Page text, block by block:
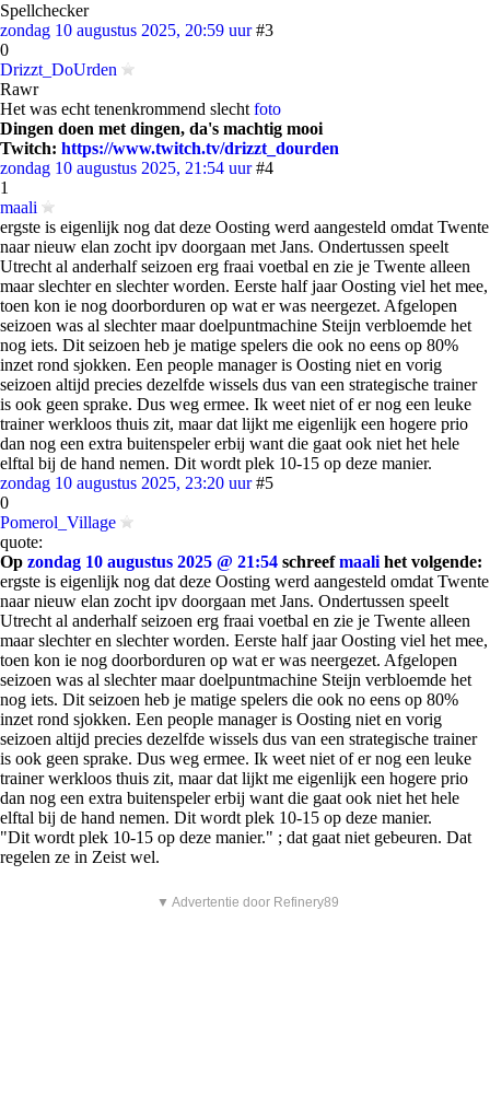
Spellchecker
zondag 10 augustus 2025, 20:59 uur #3
0
Drizzt_DoUrden
Rawr
Het was echt tenenkrommend slecht foto
Dingen doen met dingen, da's machtig mooi
Twitch: https://www.twitch.tv/drizzt_dourden
zondag 10 augustus 2025, 21:54 uur #4
1
maali
ergste is eigenlijk nog dat deze Oosting werd aangesteld omdat Twente
naar nieuw elan zocht ipv doorgaan met Jans. Ondertussen speelt
Utrecht al anderhalf seizoen erg fraai voetbal en zie je Twente alleen
maar slechter en slechter worden. Eerste half jaar Oosting viel het mee,
toen kon ie nog doorborduren op wat er was neergezet. Afgelopen
seizoen was al slechter maar doelpuntmachine Steijn verbloemde het
nog iets. Dit seizoen heb je matige spelers die ook no eens op 80%
inzet rond sjokken. Een people manager is Oosting niet en vorig
seizoen altijd precies dezelfde wissels dus van een strategische trainer
is ook geen sprake. Dus weg ermee. Ik weet niet of er nog een leuke
trainer werkloos thuis zit, maar dat lijkt me eigenlijk een hogere prio
dan nog een extra buitenspeler erbij want die gaat ook niet het hele
elftal bij de hand nemen. Dit wordt plek 10-15 op deze manier.
zondag 10 augustus 2025, 23:20 uur #5
0
Pomerol_Village
quote:
Op zondag 10 augustus 2025 @ 21:54 schreefmaali het volgende:
ergste is eigenlijk nog dat deze Oosting werd aangesteld omdat Twente
naar nieuw elan zocht ipv doorgaan met Jans. Ondertussen speelt
Utrecht al anderhalf seizoen erg fraai voetbal en zie je Twente alleen
maar slechter en slechter worden. Eerste half jaar Oosting viel het mee,
toen kon ie nog doorborduren op wat er was neergezet. Afgelopen
seizoen was al slechter maar doelpuntmachine Steijn verbloemde het
nog iets. Dit seizoen heb je matige spelers die ook no eens op 80%
inzet rond sjokken. Een people manager is Oosting niet en vorig
seizoen altijd precies dezelfde wissels dus van een strategische trainer
is ook geen sprake. Dus weg ermee. Ik weet niet of er nog een leuke
trainer werkloos thuis zit, maar dat lijkt me eigenlijk een hogere prio
dan nog een extra buitenspeler erbij want die gaat ook niet het hele
elftal bij de hand nemen. Dit wordt plek 10-15 op deze manier.
"Dit wordt plek 10-15 op deze manier." ; dat gaat niet gebeuren. Dat
regelen ze in Zeist wel.
▼ Advertentie door Refinery89